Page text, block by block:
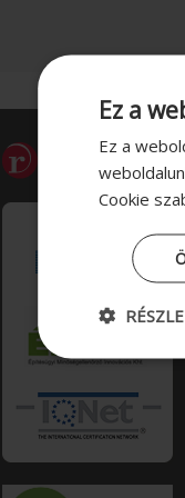
Ez a
Ez a
Cookie